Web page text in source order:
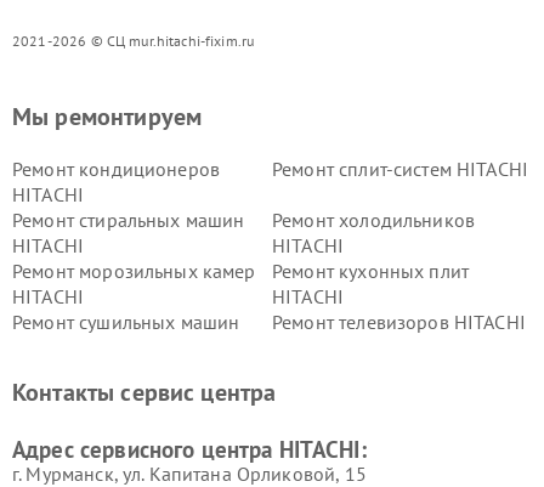
2021-2026 © СЦ mur.hitachi-fixim.ru
Мы ремонтируем
Ремонт кондиционеров
HITACHI
Ремонт сплит-систем HITACHI
Ремонт стиральных машин
HITACHI
Ремонт холодильников
HITACHI
Ремонт морозильных камер
HITACHI
Ремонт кухонных плит
HITACHI
Ремонт сушильных машин
Ремонт телевизоров HITACHI
данных HITACHI
HITACHI
HITACHI
HITACHI
Контакты сервис центра
Адрес сервисного центра HITACHI:
г. Мурманск, ул. Капитана Орликовой, 15